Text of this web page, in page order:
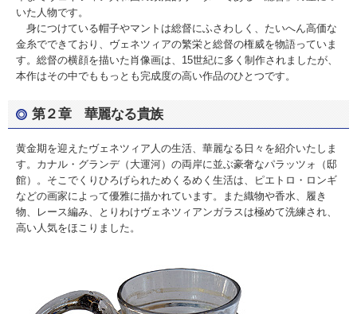
いた人物です。
身につけている帽子やマントは総督にふさわしく、たいへん高価な
金糸でできており、ヴェネツィアの繁栄と総督の権威を物語っていま
す。総督の横顔を描いた肖像画は、15世紀に多く制作されましたが、
本作はその中でももっとも完成度の高い作品のひとつです。
第２章 華麗なる貴族
黄金期を迎えたヴェネツィア人の生活、華麗なる日々を紹介いたしま
す。カナル・グランデ（大運河）の両岸に並ぶ豪奢なパラッツォ（邸
館）。そこでくりひろげられためくるめく生活は、ピエトロ・ロンギ
などの画家によって優雅に描かれています。また織物や香水、履き
物、レース編み、とりわけヴェネツィアンガラスは極めて洗練され、
高い人気をほこりました。